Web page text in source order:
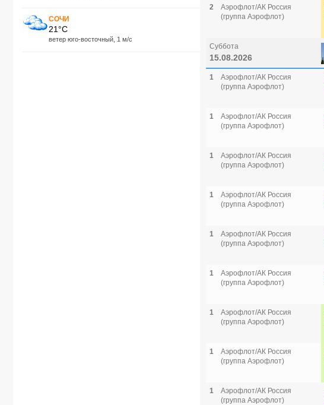
СОЧИ
21°C
ветер юго-восточный, 1 м/с
2
Аэрофлот/АК Россия
(группа Аэрофлот)
Суббота
15.08.2026
1
Аэрофлот/АК Россия
(группа Аэрофлот)
1
Аэрофлот/АК Россия
(группа Аэрофлот)
1
Аэрофлот/АК Россия
(группа Аэрофлот)
1
Аэрофлот/АК Россия
(группа Аэрофлот)
1
Аэрофлот/АК Россия
(группа Аэрофлот)
1
Аэрофлот/АК Россия
(группа Аэрофлот)
1
Аэрофлот/АК Россия
(группа Аэрофлот)
1
Аэрофлот/АК Россия
(группа Аэрофлот)
1
Аэрофлот/АК Россия
(группа Аэрофлот)